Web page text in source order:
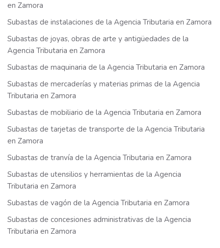
en Zamora
Subastas de instalaciones de la Agencia Tributaria en Zamora
Subastas de joyas, obras de arte y antigüedades de la
Agencia Tributaria en Zamora
Subastas de maquinaria de la Agencia Tributaria en Zamora
Subastas de mercaderías y materias primas de la Agencia
Tributaria en Zamora
Subastas de mobiliario de la Agencia Tributaria en Zamora
Subastas de tarjetas de transporte de la Agencia Tributaria
en Zamora
Subastas de tranvía de la Agencia Tributaria en Zamora
Subastas de utensilios y herramientas de la Agencia
Tributaria en Zamora
Subastas de vagón de la Agencia Tributaria en Zamora
Subastas de concesiones administrativas de la Agencia
Tributaria en Zamora